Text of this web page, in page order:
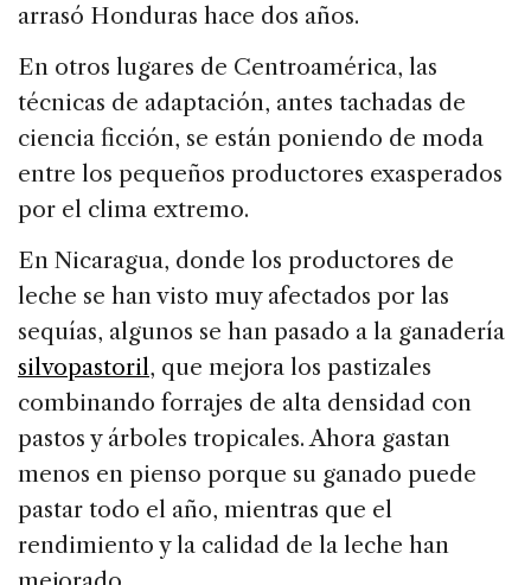
arrasó Honduras hace dos años.
En otros lugares de Centroamérica, las
técnicas de adaptación, antes tachadas de
ciencia ficción, se están poniendo de moda
entre los pequeños productores exasperados
por el clima extremo.
En Nicaragua, donde los productores de
leche se han visto muy afectados por las
sequías, algunos se han pasado a la ganadería
silvopastoril, que mejora los pastizales
combinando forrajes de alta densidad con
pastos y árboles tropicales. Ahora gastan
menos en pienso porque su ganado puede
pastar todo el año, mientras que el
rendimiento y la calidad de la leche han